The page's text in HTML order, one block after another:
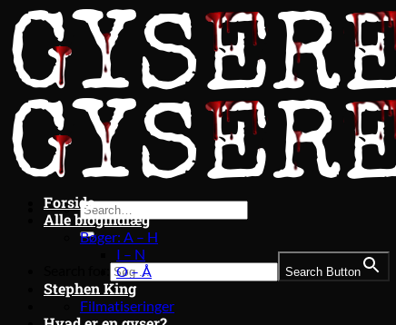
Fortsæt
til
indhold
Search Button
Forside
Alle blogindlæg
Bøger: A – H
I – N
O – Å
Stephen King
Filmatiseringer